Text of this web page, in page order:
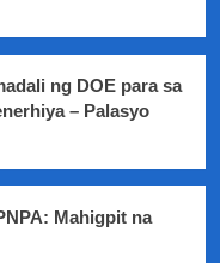
ng DOE para sa
– Palasyo
Mahigpit na